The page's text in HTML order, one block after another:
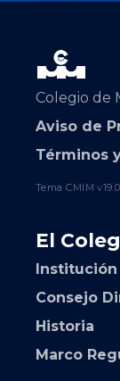
Colegio de
Aviso de
Términos
Tema CMIM
El
Institución
Consejo
Historia
Marco